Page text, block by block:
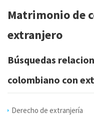
Matrimonio de
extranjero
Búsquedas
colombiano con
Derecho de extranjería